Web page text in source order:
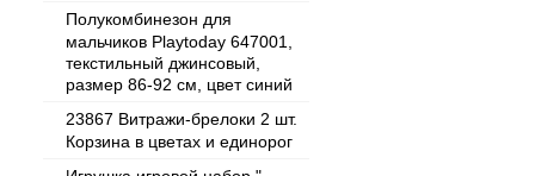
Полукомбинезон для
мальчиков Playtoday 647001,
текстильный джинсовый,
размер 86-92 см, цвет синий
23867 Витражи-брелоки 2 шт.
Корзина в цветах и единорог